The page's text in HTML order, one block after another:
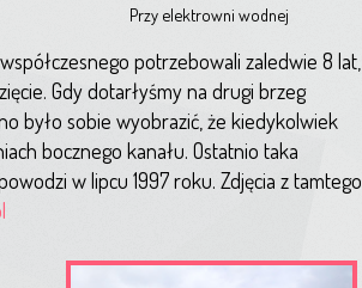
Przy elektrowni wodnej
potrzebowali zaledwie 8 lat,
Gdy dotarłyśmy na drugi brzeg
było sobie wyobrazić, że kiedykolwiek
bocznego kanału. Ostatnio taka
w lipcu 1997 roku. Zdjęcia z tamtego